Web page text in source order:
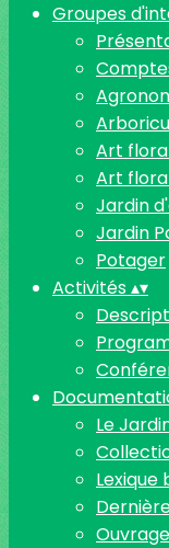
Groupes
Art
Art
Jardin
Jardin
Potager
Activités▴▾
Le
Lexique